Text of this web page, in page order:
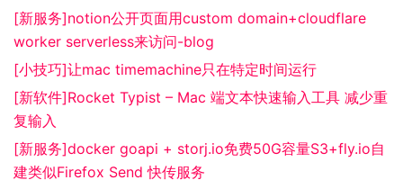
[新服务]notion公开页面用custom domain+cloudflare
worker serverless来访问-blog
[小技巧]让mac timemachine只在特定时间运行
[新软件]Rocket Typist – Mac 端文本快速输入工具 减少重
复输入
[新服务]docker goapi + storj.io免费50G容量S3+fly.io自
建类似Firefox Send 快传服务